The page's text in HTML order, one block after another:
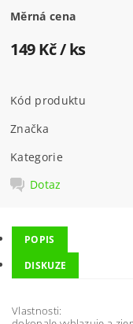
Měrná cena
149 Kč/ ks
Kód produktu
Značka
Kategorie
Dotaz
POPIS
DISKUZE
Vlastnosti: